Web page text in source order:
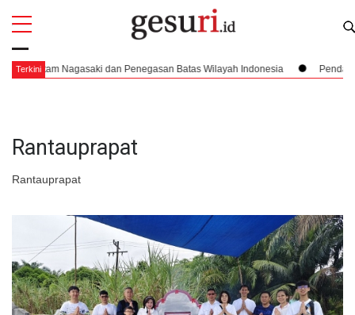
TerkiniNagasaki dan Penegasan Batas Wilayah Indonesia Pendaratan
Rantauprapat
Rantauprapat
All